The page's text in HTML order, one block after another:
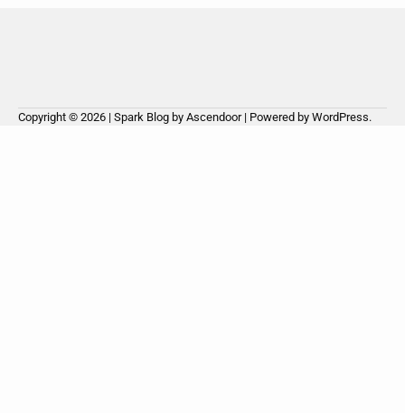
Copyright © 2026 | Spark Blog by Ascendoor| Powered by WordPress.